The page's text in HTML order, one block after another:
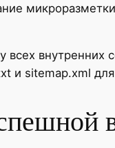
всех внутренних
и sitemap.xml